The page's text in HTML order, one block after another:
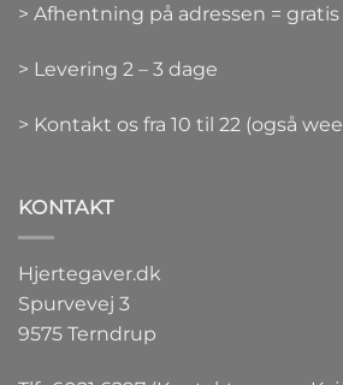
> Afhentning på adressen = gratis
> Levering 2 – 3 dage
> Kontakt os fra 10 til 22 (også
KONTAKT
Hjertegaver.dk
Spurvevej 3
9575 Terndrup